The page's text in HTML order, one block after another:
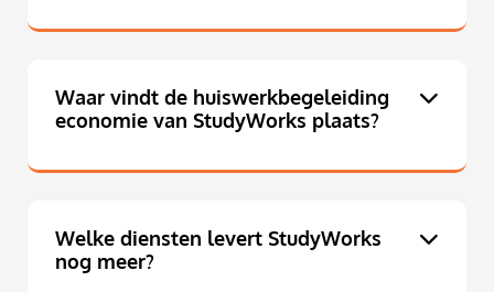
Waar vindt de huiswerkbegeleiding
economie van StudyWorks plaats?
Welke diensten levert StudyWorks
nog meer?